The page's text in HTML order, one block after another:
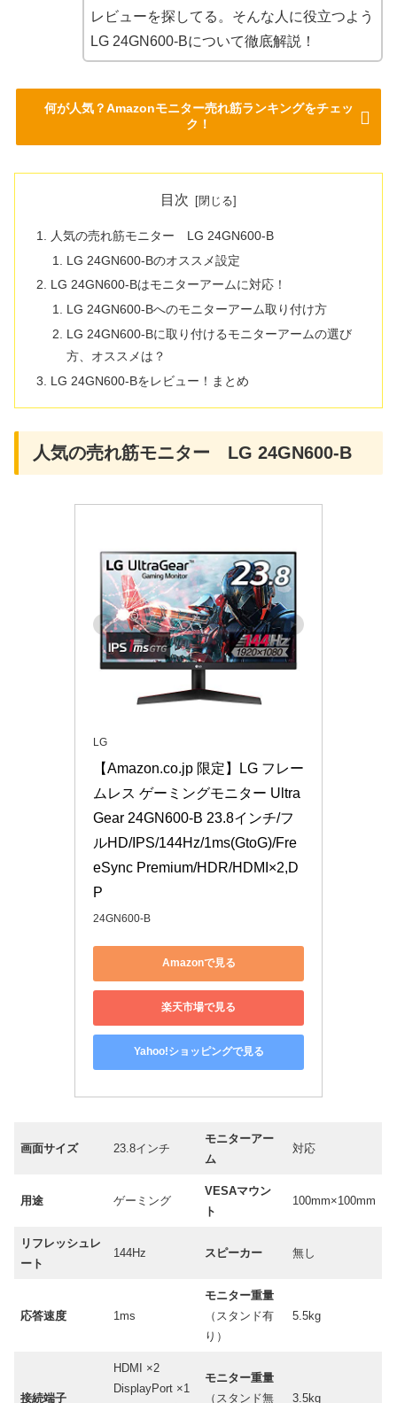
レビューを探してる。そんな人に役立つよう
LG 24GN600-Bについて徹底解説！
何が人気？Amazonモニター売れ筋ランキングをチェッ
ク！
目次
人気の売れ筋モニター LG 24GN600-B
LG 24GN600-Bのオススメ設定
LG 24GN600-Bはモニターアームに対応！
LG 24GN600-Bへのモニターアーム取り付け方
LG 24GN600-Bに取り付けるモニターアームの選び
方、オススメは？
LG 24GN600-Bをレビュー！まとめ
人気の売れ筋モニター LG 24GN600-B
LG
【Amazon.co.jp 限定】LG フレー
ムレス ゲーミングモニター Ultra
Gear 24GN600-B 23.8インチ/フ
ルHD/IPS/144Hz/1ms(GtoG)/Fre
eSync Premium/HDR/HDMI×2,D
P
24GN600-B
Amazonで見る
楽天市場で見る
Yahoo!ショッピングで見る
画面サイズ 23.8インチ
モニターアー
ム
対応
用途 ゲーミング
VESAマウン
ト
100mm×100mm
リフレッシュレ
ート
144Hz スピーカー 無し
応答速度 1ms
モニター重量
（スタンド有
り）
5.5kg
接続端子
HDMI ×2
DisplayPort ×1
モニター重量
（スタンド無
3.5kg